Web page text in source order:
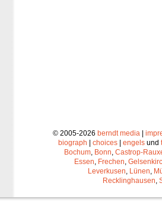
© 2005-2026 berndt media|
biograph
choices engels und
Bochum, Bonn, Castrop-
Essen, Frechen,
Leverkusen, Lünen,
Recklinghausen,